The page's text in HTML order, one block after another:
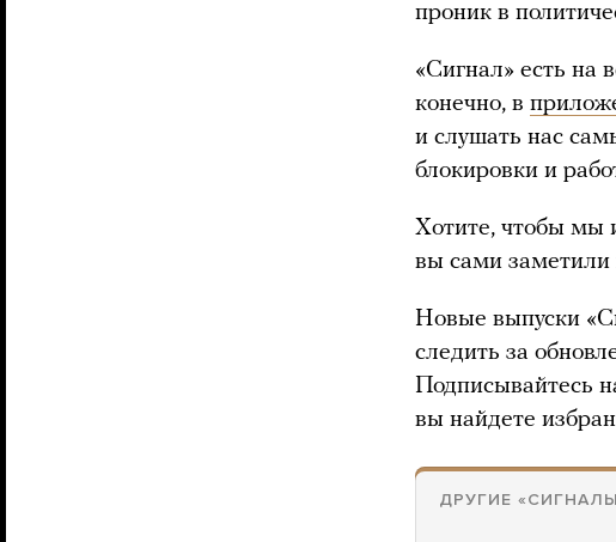
проник в
«Сигнал» есть на
конечно, в
и слушать нас
блокировки и
Хотите, чтобы мы
вы сами заметили
Новые выпуски
следить за
Подписывайтесь
вы найдете
ДРУГИЕ